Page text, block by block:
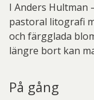
I Anders Hultman
pastoral litografi
och färgglada
längre bort kan
På gång